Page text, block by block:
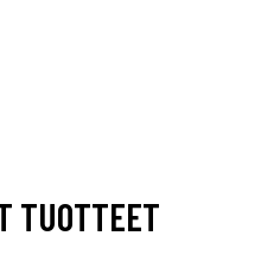
TUOTTEET